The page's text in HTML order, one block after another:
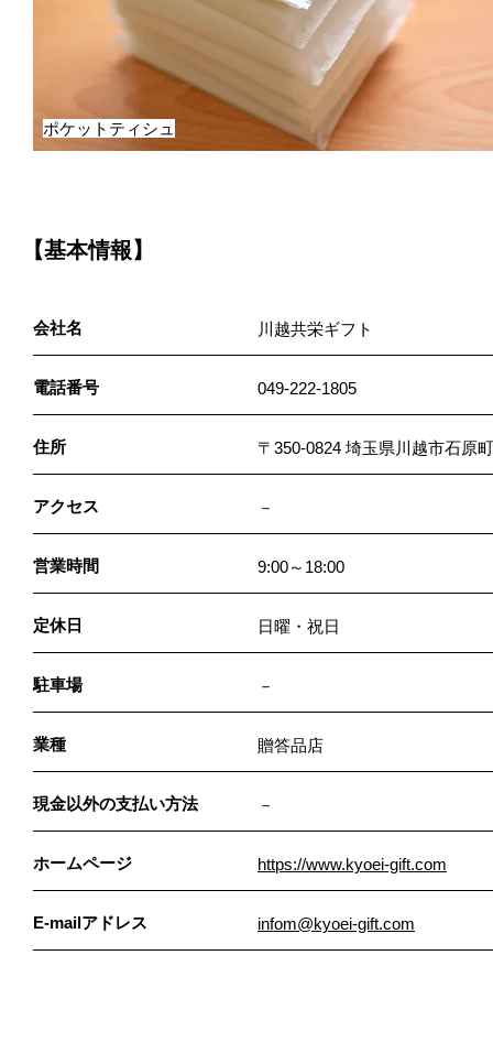
ポケットティシュ
【基本情報】
会社名 川越共栄ギフト
電話番号 049-222-1805
住所 〒350-0824 埼玉県川越市石原
アクセス －
営業時間 9:00～18:00
定休日 日曜・祝日
駐車場 －
業種 贈答品店
現金以外の支払い方法 －
ホームページ https://www.kyoei-gift.com
E-mailアドレス infom@kyoei-gift.com